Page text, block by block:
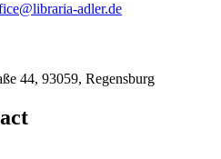
adler.de
44, 93059, Regensburg